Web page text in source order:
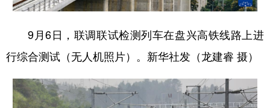
9月6日，联调联试检测列车在盘兴高铁线路上进
行综合测试（无人机照片）。新华社发（龙建睿 摄）